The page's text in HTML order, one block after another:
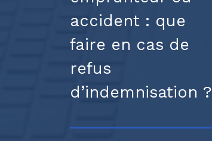
accident : que
faire en cas de
refus
d’indemnisation ?